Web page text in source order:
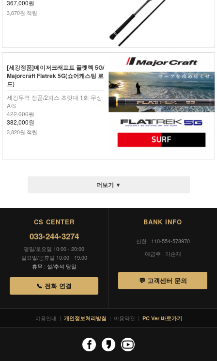
367,000원
3,670원 적립
[세강정품]메이저크래프트 플랫렉 5G/
Majorcraft Flatrek 5G(쇼어캐스팅 로
드)
세강무역 정품/2피스 초릿대 1회 무상
A/S
422,000원
382,000원
3,820원 적립
더보기 ▼
CS CENTER
033-244-3274
평일/토요일 10:00 - 20:00
일요일/공휴일 10:00 - 19:00
휴무 : 설/추석 당일
📞 전화 연결
BANK INFO
신한 110-554-578970
예금주 : 이순재
💬 고객센터 문의
이용안내 | 개인정보처리방침 | 이용약관 | PC Ver 바로가기